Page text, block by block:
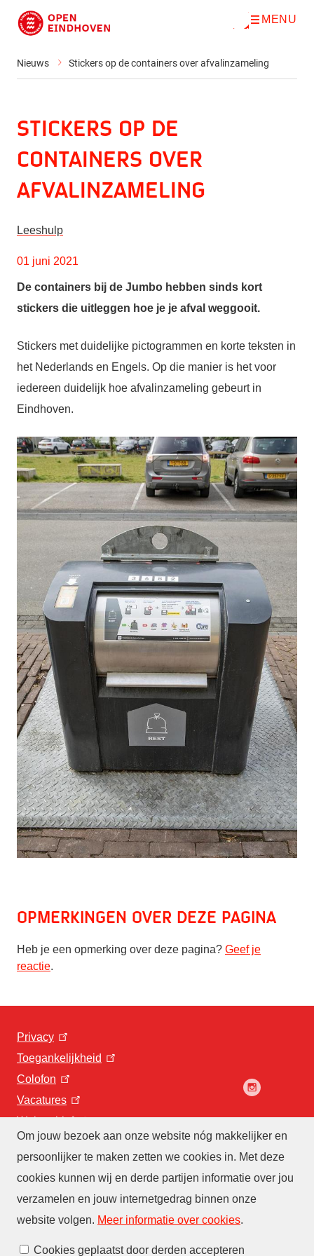
Om jouw bezoek aan onze website nóg makkelijker en
persoonlijker te maken zetten we cookies in. Met deze
cookies kunnen wij en derde partijen informatie over jou
verzamelen en jouw internetgedrag binnen onze
website volgen. Meer informatie over cookies.
Cookies geplaatst door derden accepteren
Direct naar de inhoud
O
m
MENU
Nieuws Stickers op de containers over afvalinzameling
Stickers op de
containers over
afvalinzameling
Leeshulp
01 juni 2021
De containers bij de Jumbo hebben sinds kort
stickers die uitleggen hoe je je afval weggooit.
Stickers met duidelijke pictogrammen en korte teksten in
het Nederlands en Engels. Op die manier is het voor
iedereen duidelijk hoe afvalinzameling gebeurt in
Eindhoven.
Opmerkingen over deze pagina
Heb je een opmerking over deze pagina? Geef je
reactie.
Privacy
Toegankelijkheid
Colofon
Vacatures
Webarchief
Cookies beheren